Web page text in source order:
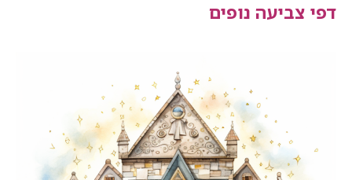
דפי צביעה נופים